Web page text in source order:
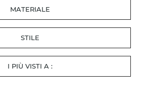
MATERIALE
STILE
I PIÙ VISTI A :